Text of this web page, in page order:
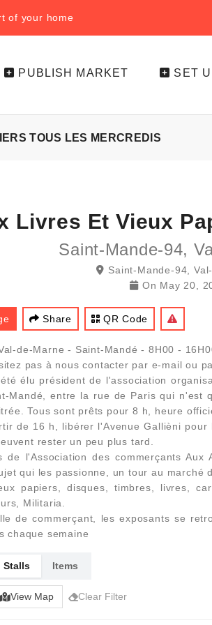
of your home
PUBLISH MARKET SET
TOUS LES MERCREDIS
Livres Et Vieux
Saint-Mande-94,
Saint-Mande-94,
On May 20,
Share QR Code
de-Marne - Saint-Mandé - 8H00 -
pas à nous contacter par e-mail ou
élu président de l'association
Mandé, entre la rue de Paris qui
Tous sont prêts pour 8 h, heure
de 16 h, libérer l'Avenue Gallièni
rester un peu plus tard.
de l'Association des commerçants
qui les passionne, un tour au
papiers, disques, timbres, livres,
Militaria.
de commerçant, les exposants se
chaque semaine
Stalls Items
View Map Clear Filter